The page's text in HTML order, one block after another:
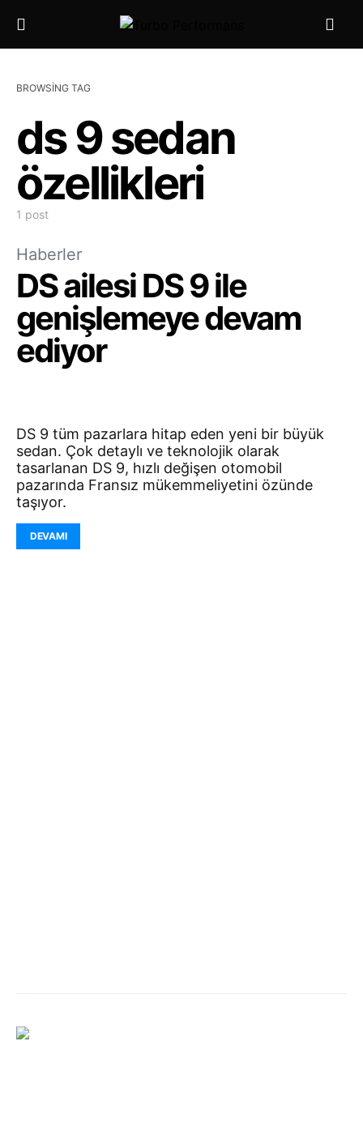
BROWSING TAG
ds 9 sedan
özellikleri
1 post
Haberler
DS ailesi DS 9 ile
genişlemeye devam
ediyor
DS 9 tüm pazarlara hitap eden yeni bir büyük
sedan. Çok detaylı ve teknolojik olarak
tasarlanan DS 9, hızlı değişen otomobil
pazarında Fransız mükemmeliyetini özünde
taşıyor.
DEVAMI